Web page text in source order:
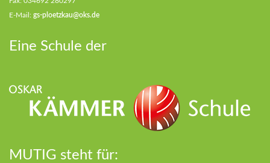
E-Mail: gs-ploetzkau@oks.de
Eine Schule der
MUTIG steht für: